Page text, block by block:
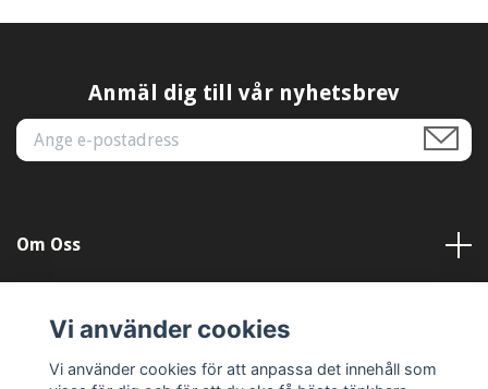
Anmäl dig till vår nyhetsbrev
Om Oss
Läs mer
Vi använder cookies
Vi använder cookies för att anpassa det innehåll som